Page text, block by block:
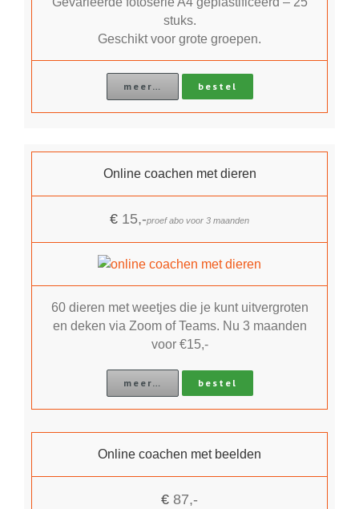
stuks.
Geschikt voor grote groepen.
meer… bestel
Online coachen met dieren
€ 15,-proef abo voor 3 maanden
60 dieren met weetjes die je kunt uitvergroten
en deken via Zoom of Teams. Nu 3 maanden
voor €15,-
meer… bestel
Online coachen met beelden
€ 87,-